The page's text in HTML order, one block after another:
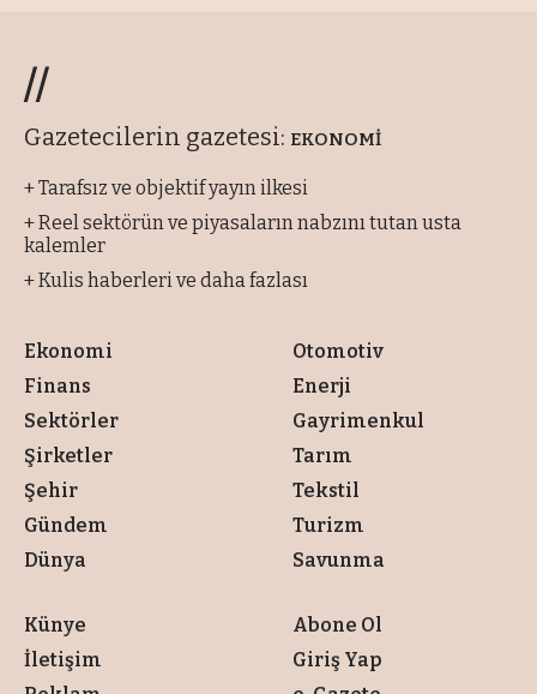
//
Gazetecilerin gazetesi: EKONOMİ
+ Tarafsız ve objektif yayın ilkesi
+ Reel sektörün ve piyasaların nabzını tutan usta
kalemler
+ Kulis haberleri ve daha fazlası
Ekonomi
Finans
Sektörler
Şirketler
Şehir
Gündem
Dünya
Otomotiv
Enerji
Gayrimenkul
Tarım
Tekstil
Turizm
Savunma
Künye
İletişim
Abone Ol
Giriş Yap